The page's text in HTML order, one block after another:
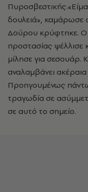
δουλειά», καμάρωσε
Δούρου κρύφτηκε. Ο
προστασίας ψέλλισε
μίλησε για σεσουάρ.
αναλαμβάνει
Προηγουμένως
τραγωδία σε
σε αυτό το σημείο.